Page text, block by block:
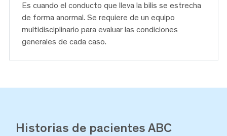
Es cuando el conducto que lleva la bilis se estrecha
de forma anormal. Se requiere de un equipo
multidisciplinario para evaluar las condiciones
generales de cada caso.
Historias de pacientes ABC